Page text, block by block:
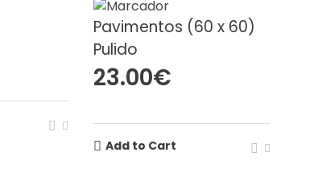
Pavimentos (60 x 60)
Pulido
23.00€
Add to Cart